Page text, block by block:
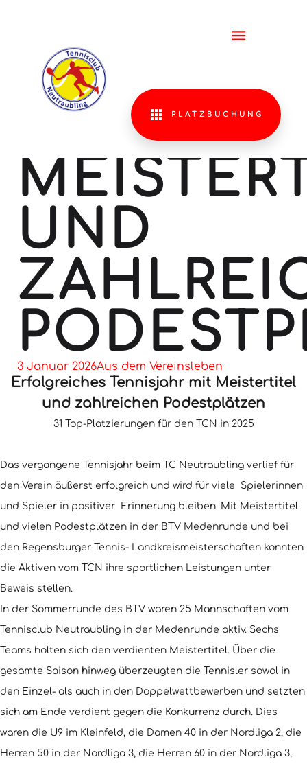
PLATZBUCHUNG
MIT
UND
3 Januar 2026Aus dem Vereinsleben
Erfolgreiches Tennisjahr mit Meistertitel
und zahlreichen Podestplätzen
31 Top-Platzierungen für den TCN in 2025
Das vergangene Tennisjahr beim TC Neutraubling verlief für
den Verein äußerst erfolgreich und wird für viele Spielerinnen
und Spieler in positiver Erinnerung bleiben. Mit Meistertitel
und vielen Podestplätzen in der BTV Medenrunde und bei
den Regensburger Tennis- Landkreismeisterschaften konnten
die Aktiven vom TCN ihre sportlichen Leistungen unter
Beweis stellen.
In der Sommerrunde des BTV waren 25 Mannschaften vom
Tennisclub Neutraubling in der Medenrunde aktiv. Sechs
Teams holten sich den verdienten Meistertitel. Über die
gesamte Saison hinweg überzeugten die Tennisler sowol in
den Einzel- als auch in den Doppelwettbewerben und setzten
sich am Ende verdient gegen die Konkurrenz durch. Dies
waren die U9 im Kleinfeld, die Damen 40 in der Nordliga 2, die
Herren 50 in der Nordliga 3, die Herren 60 in der Nordliga 3,